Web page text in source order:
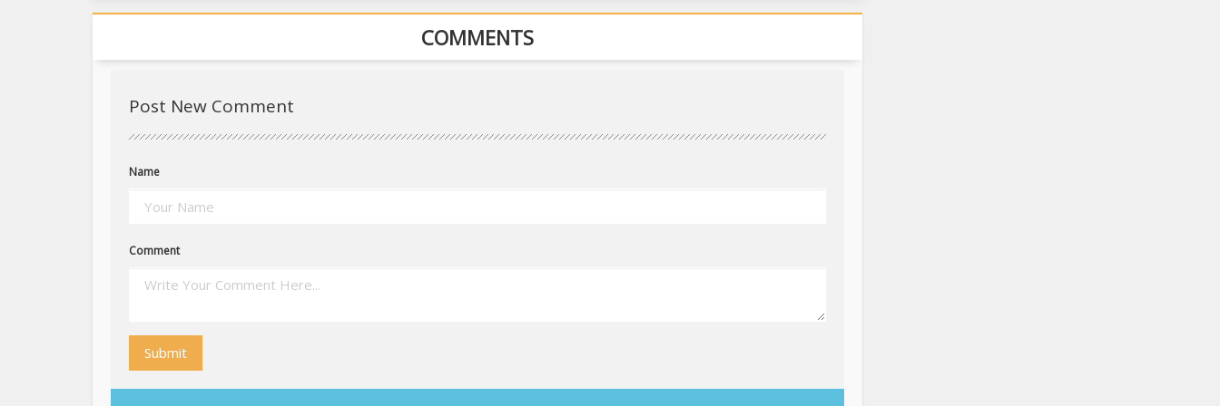
COMMENTS
Post New Comment
Name
Comment
Submit